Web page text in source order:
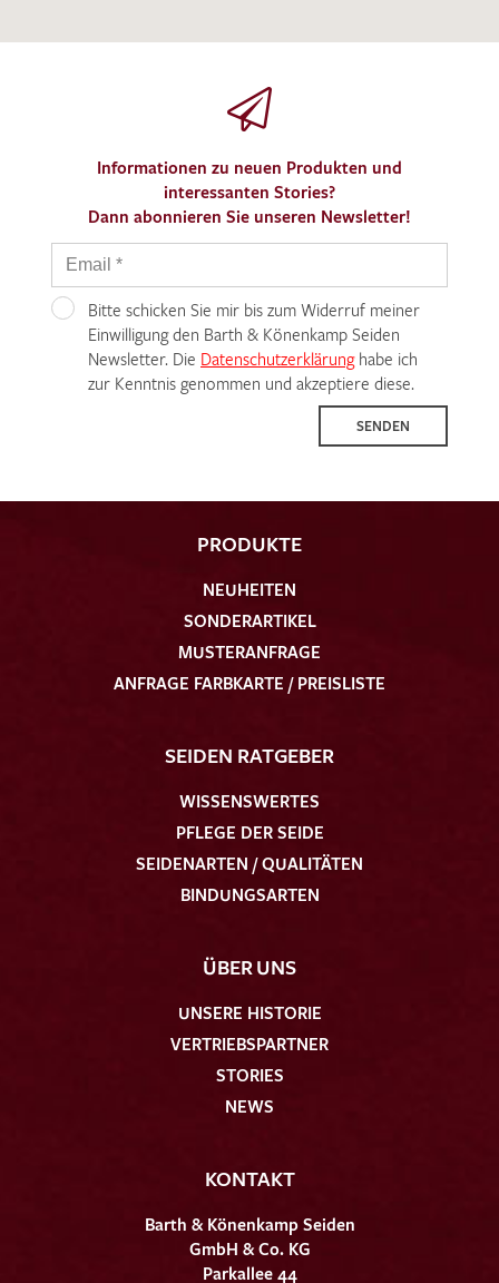
Informationen zu neuen Produkten und
interessanten Stories?
Dann abonnieren Sie unseren Newsletter!
Bitte schicken Sie mir bis zum Widerruf meiner
Einwilligung den Barth & Könenkamp Seiden
Newsletter. Die Datenschutzerklärunghabe ich
zur Kenntnis genommen und akzeptiere diese.
SENDEN
PRODUKTE
NEUHEITEN
SONDERARTIKEL
MUSTERANFRAGE
ANFRAGE FARBKARTE / PREISLISTE
SEIDEN RATGEBER
WISSENSWERTES
PFLEGE DER SEIDE
SEIDENARTEN / QUALITÄTEN
BINDUNGSARTEN
ÜBER UNS
UNSERE HISTORIE
VERTRIEBSPARTNER
STORIES
NEWS
KONTAKT
Barth & Könenkamp Seiden
GmbH & Co. KG
Parkallee 44